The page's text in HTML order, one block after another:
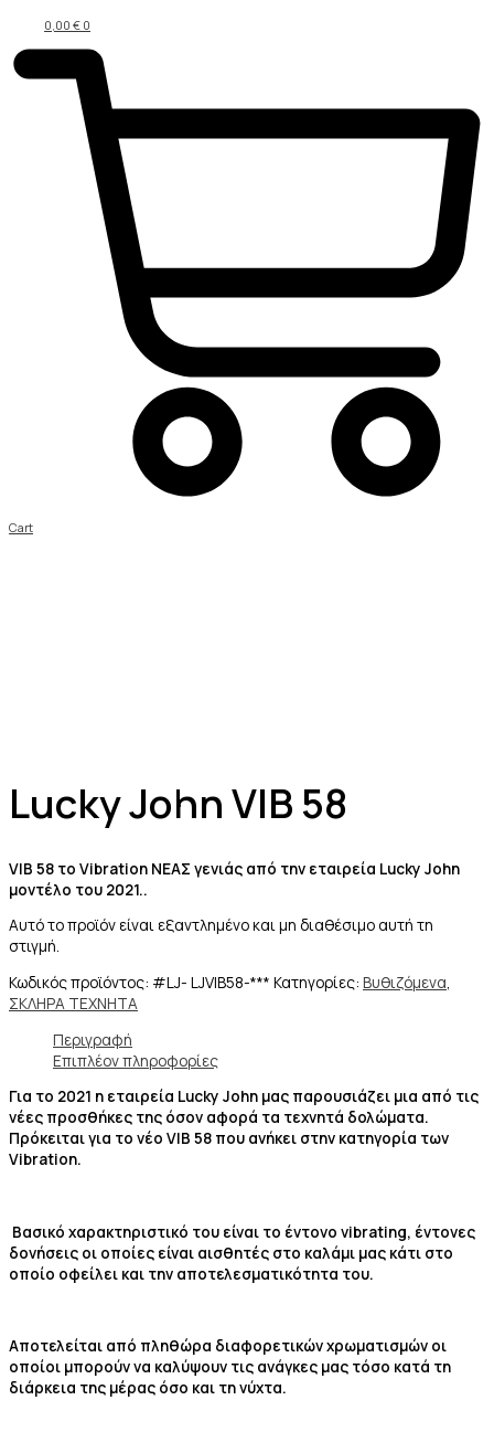
0,00 € 0
Cart
Lucky John VIB 58
VIB 58 το Vibration ΝΕΑΣ γενιάς από την εταιρεία Lucky John
μοντέλο του 2021..
Αυτό το προϊόν είναι εξαντλημένο και μη διαθέσιμο αυτή τη
στιγμή.
Κωδικός προϊόντος: #LJ- LJVIB58-*** Κατηγορίες: Βυθιζόμενα,
ΣΚΛΗΡΑ ΤΕΧΝΗΤΑ
Περιγραφή
Επιπλέον πληροφορίες
Για το 2021 η εταιρεία Lucky John μας παρουσιάζει μια από τις
νέες προσθήκες της όσον αφορά τα τεχνητά δολώματα.
Πρόκειται για το νέο VIB 58 που ανήκει στην κατηγορία των
Vibration.
Βασικό χαρακτηριστικό του είναι το έντονο vibrating, έντονες
δονήσεις οι οποίες είναι αισθητές στο καλάμι μας κάτι στο
οποίο οφείλει και την αποτελεσματικότητα του.
Αποτελείται από πληθώρα διαφορετικών χρωματισμών οι
οποίοι μπορούν να καλύψουν τις ανάγκες μας τόσο κατά τη
διάρκεια της μέρας όσο και τη νύχτα.